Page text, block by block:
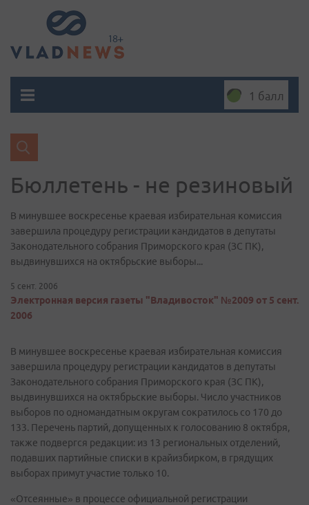
1 балл
Бюллетень - не резиновый
В минувшее воскресенье краевая избирательная комиссия
завершила процедуру регистрации кандидатов в депутаты
Законодательного собрания Приморского края (ЗС ПК),
выдвинувшихся на октябрьские выборы...
5 сент. 2006
Электронная версия газеты "Владивосток" №2009 от 5 сент.
2006
В минувшее воскресенье краевая избирательная комиссия
завершила процедуру регистрации кандидатов в депутаты
Законодательного собрания Приморского края (ЗС ПК),
выдвинувшихся на октябрьские выборы. Число участников
выборов по одномандатным округам сократилось со 170 до
133. Перечень партий, допущенных к голосованию 8 октября,
также подвергся редакции: из 13 региональных отделений,
подавших партийные списки в крайизбирком, в грядущих
выборах примут участие только 10.
«Отсеянные» в процессе официальной регистрации